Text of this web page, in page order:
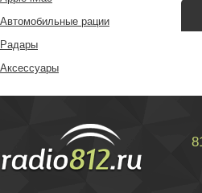
Автомобильные рации
Радары
Аксессуары